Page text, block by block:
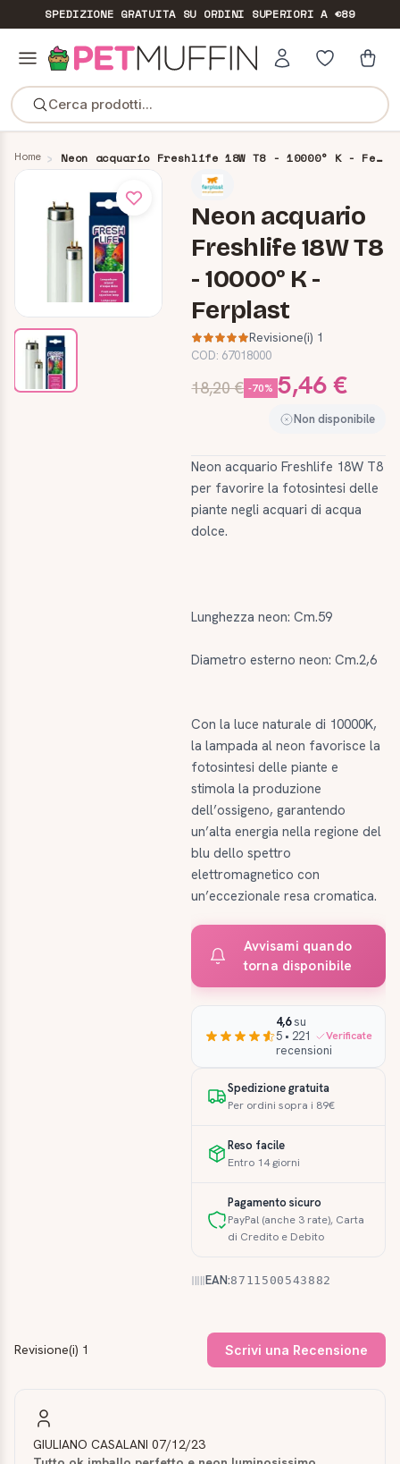
SPEDIZIONE GRATUITASU ORDINI SUPERIORI A €89
Cerca prodotti...
Home Neon acquario Freshlife 18W T8 - 10000° K - Ferplast
Neon acquario
Freshlife 18W T8
- 10000° K -
Ferplast
Revisione(i) 1
COD: 67018000
18,20 € -70% 5,46 €
Non disponibile
Neon acquario Freshlife 18W T8
per favorire la fotosintesi delle
piante negli acquari di acqua
dolce.
Lunghezza neon: Cm.59
Diametro esterno neon: Cm.2,6
Con la luce naturale di 10000K,
la lampada al neon favorisce la
fotosintesi delle piante e
stimola la produzione
dell’ossigeno, garantendo
un’alta energia nella regione del
blu dello spettro
elettromagnetico con
un’eccezionale resa cromatica.
Avvisami quando
torna disponibile
4,6su
5 • 221
recensioni
Verificate
Spedizione gratuita
Per ordini sopra i 89€
Reso facile
Entro 14 giorni
Pagamento sicuro
PayPal (anche 3 rate), Carta
di Credito e Debito
EAN:8711500543882
Revisione(i) 1 Scrivi una Recensione
GIULIANO CASALANI 07/12/23